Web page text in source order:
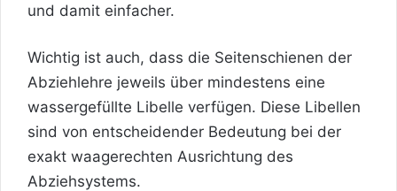
und damit einfacher.
Wichtig ist auch, dass die Seitenschienen der
Abziehlehre jeweils über mindestens eine
wassergefüllte Libelle verfügen. Diese Libellen
sind von entscheidender Bedeutung bei der
exakt waagerechten Ausrichtung des
Abziehsystems.